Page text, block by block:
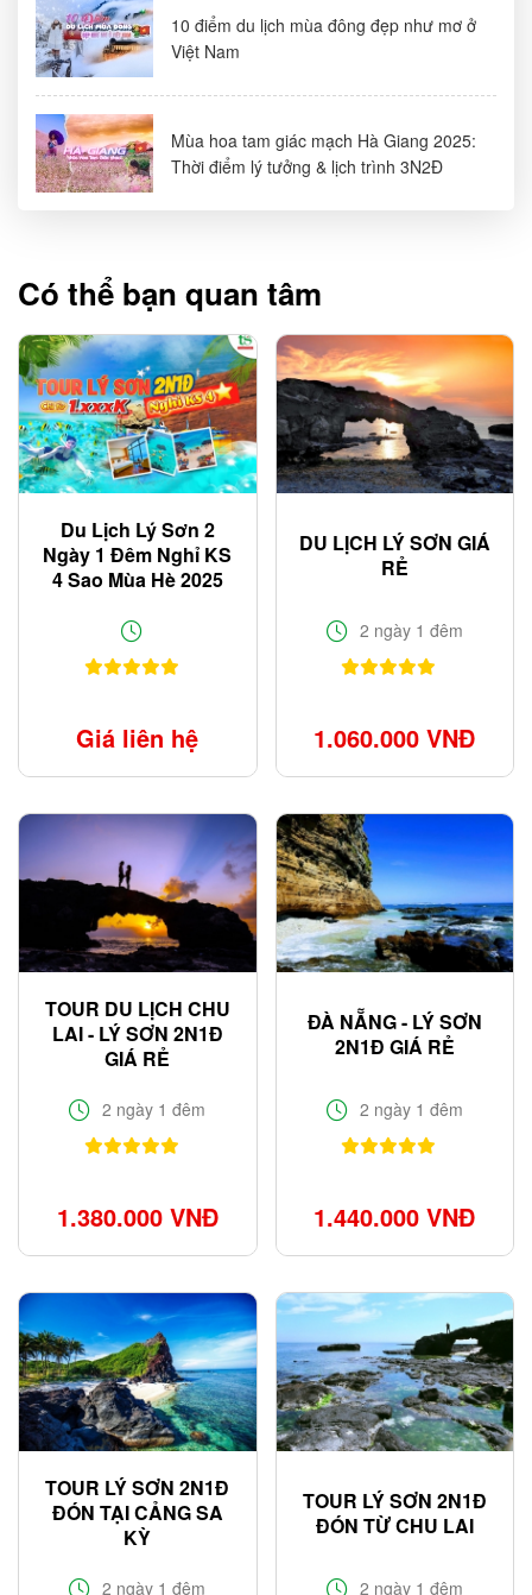
10 điểm du lịch mùa đông đẹp như mơ ở
Việt Nam
Mùa hoa tam giác mạch Hà Giang 2025:
Thời điểm lý tưởng & lịch trình 3N2Đ
Có thể bạn quan tâm
Du Lịch Lý Sơn 2
Ngày 1 Đêm Nghỉ KS
4 Sao Mùa Hè 2025
Giá liên hệ
DU LỊCH LÝ SƠN GIÁ
RẺ
2 ngày 1 đêm
1.060.000 VNĐ
TOUR DU LỊCH CHU
LAI - LÝ SƠN 2N1Đ
GIÁ RẺ
2 ngày 1 đêm
1.380.000 VNĐ
ĐÀ NẴNG - LÝ SƠN
2N1Đ GIÁ RẺ
2 ngày 1 đêm
1.440.000 VNĐ
TOUR LÝ SƠN 2N1Đ
ĐÓN TẠI CẢNG SA
KỲ
2 ngày 1 đêm
TOUR LÝ SƠN 2N1Đ
ĐÓN TỪ CHU LAI
2 ngày 1 đêm